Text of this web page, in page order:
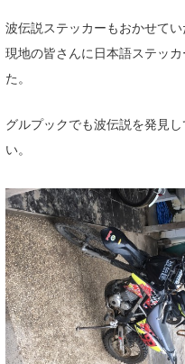
波伝説ステッカーもおかせてい
現地の皆さんに日本語ステッ
た。
グルプックでも波伝説を発見
い。